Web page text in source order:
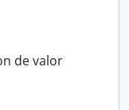
de valor